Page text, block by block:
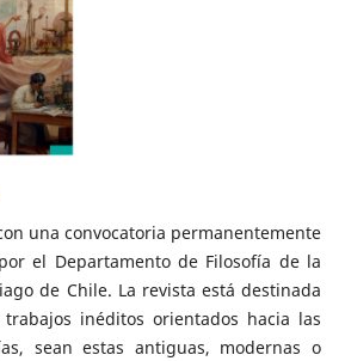
una convocatoria permanentemente
el Departamento de Filosofía de la
de Chile. La revista está destinada
inéditos orientados hacia las
sean estas antiguas, modernas o